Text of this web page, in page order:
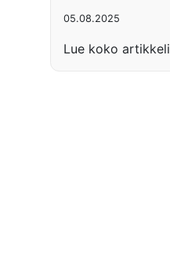
05.08.2025
Lue koko artikkeli